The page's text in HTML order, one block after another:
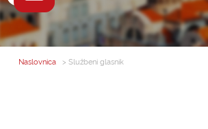
GRADONAČELNIK
MJESNA SAMOUPRAVA
Naslovnica > Službeni glasnik